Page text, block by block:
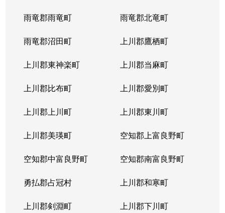
雨竜郡雨竜町 雨竜郡北竜町
雨竜郡沼田町 上川郡鷹栖町
上川郡東神楽町 上川郡当麻町
上川郡比布町 上川郡愛別町
上川郡上川町 上川郡東川町
上川郡美瑛町 空知郡上富良野町
空知郡中富良野町 空知郡南富良野町
勇払郡占冠村 上川郡和寒町
上川郡剣淵町 上川郡下川町